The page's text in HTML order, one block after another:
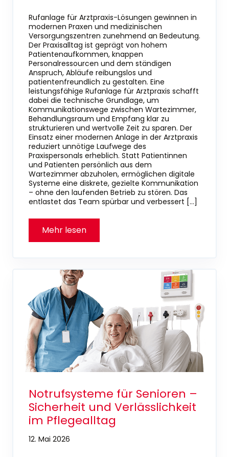
Rufanlage für Arztpraxis-Lösungen gewinnen in
modernen Praxen und medizinischen
Versorgungszentren zunehmend an Bedeutung.
Der Praxisalltag ist geprägt von hohem
Patientenaufkommen, knappen
Personalressourcen und dem ständigen
Anspruch, Abläufe reibungslos und
patientenfreundlich zu gestalten. Eine
leistungsfähige Rufanlage für Arztpraxis schafft
dabei die technische Grundlage, um
Kommunikationswege zwischen Wartezimmer,
Behandlungsraum und Empfang klar zu
strukturieren und wertvolle Zeit zu sparen. Der
Einsatz einer modernen Anlage in der Arztpraxis
reduziert unnötige Laufwege des
Praxispersonals erheblich. Statt Patientinnen
und Patienten persönlich aus dem
Wartezimmer abzuholen, ermöglichen digitale
Systeme eine diskrete, gezielte Kommunikation
– ohne den laufenden Betrieb zu stören. Das
entlastet das Team spürbar und verbessert […]
Notrufsysteme für Senioren –
Sicherheit und Verlässlichkeit
im Pflegealltag
12. Mai 2026